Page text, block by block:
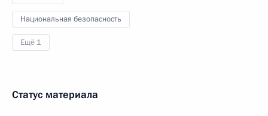
Национальная безопасность
Ещё 1
Статус материала